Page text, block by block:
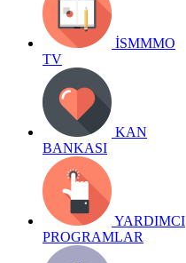
İSMMMO
TV
KAN
BANKASI
YARDIMCI
PROGRAMLAR